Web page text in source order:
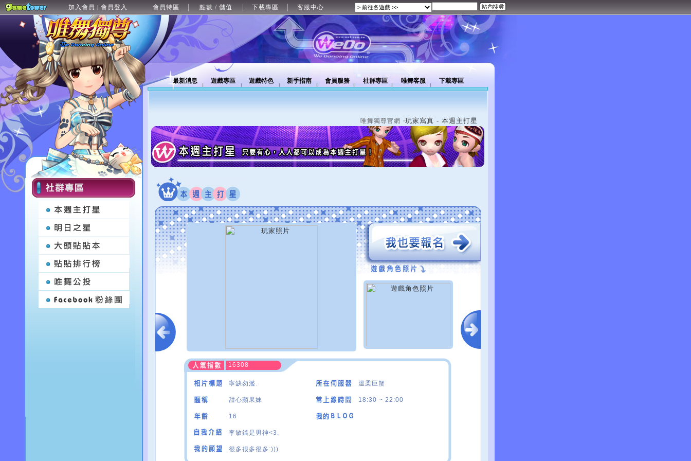
加入會員 | 會員登入 會員特區 點數 / 儲值 下載專區 客服中心
最新消息 遊戲專區 遊戲特色 新手指南 會員服務 社群專區 唯舞客服 下載專區
唯舞獨尊官網 ‧玩家寫真 - 本週主打星
16308
寧缺勿濫. 溫柔巨蟹
甜心蘋果妹 18:30 ~ 22:00
16
李敏鎬是男神<3.
很多很多很多:)))